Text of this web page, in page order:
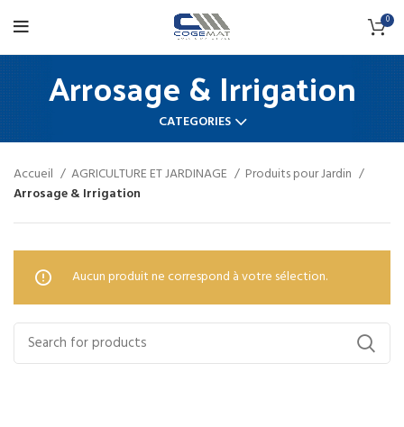
0
Arrosage & Irrigation
CATEGORIES
Accueil AGRICULTURE ET JARDINAGE
Produits pour Jardin
Arrosage & Irrigation
Aucun produit ne correspond à votre sélection.